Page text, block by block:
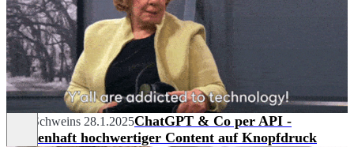
Eico Schweins 28.1.2025ChatGPT & Co per API -
Massenhaft hochwertiger Content auf Knopfdruck